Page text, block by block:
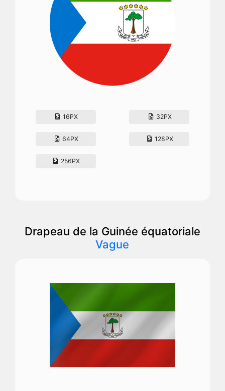
16PX 32PX
64PX 128PX
256PX
Drapeau de la Guinée équatoriale
Vague